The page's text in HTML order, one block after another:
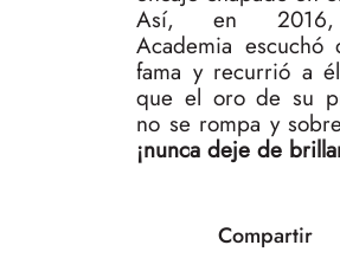
Así, en
Academia escuchó
fama y recurrió a
que el oro de su
no se rompa y
¡nunca deje de
Compartir